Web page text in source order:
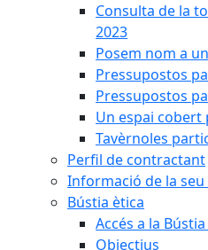
Consulta de la
2023
Posem nom a
Pressupostos
Pressupostos
Un espai cobert
Tavèrnoles
Perfil de contractant
Informació de la
Bústia ètica
Accés a la
Objectius